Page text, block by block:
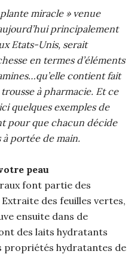
miracle » venue
principalement
Etats-Unis, serait
en termes d’éléments
contient fait
à pharmacie. Et ce
quelques exemples de
pour que chacun décide
à portée de main.
peau
font partie des
des feuilles vertes,
ensuite dans de
des laits hydratants
propriétés hydratantes de